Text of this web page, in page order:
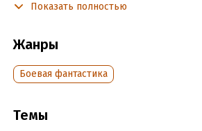
вновь оказавшемуся на родной планете
торгового корабля-внешника
робота Петру Свистуну, прибывшему на
Показать полностью
Жанры
Боевая фантастика
Темы